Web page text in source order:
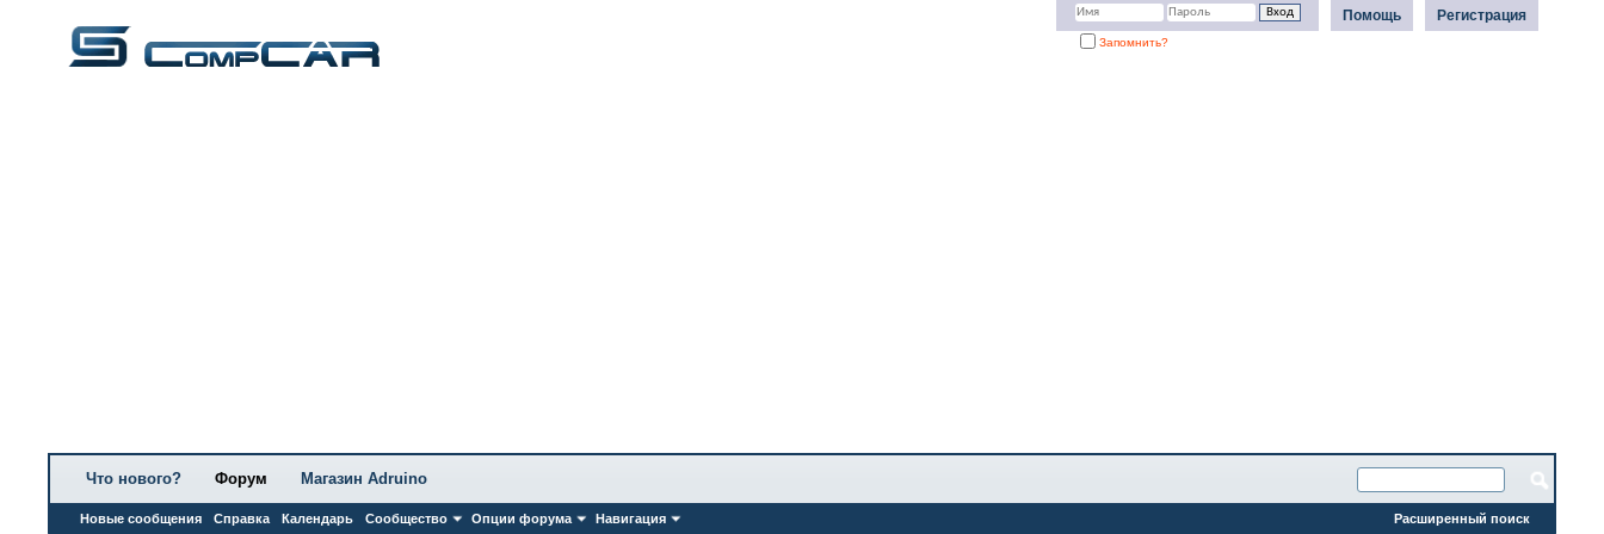
Регистрация
Помощь
Запомнить?
Что нового? Форум
Новые сообщения Справка Календарь Сообщество Опции форума Навигация
Магазин Adruino
Расширенный поиск